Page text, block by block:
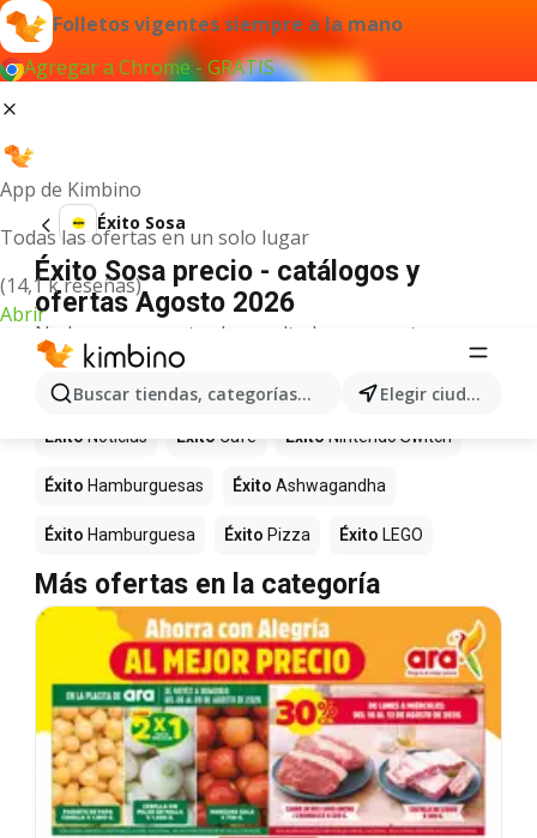
Folletos vigentes siempre a la mano
Agregar a Chrome - GRATIS
App de Kimbino
Todas las ofertas en un solo lugar
(14,1 k reseñas)
Abrir
Buscar tiendas, categorías, productos... Elegir ciudad
Éxito Sosa
Éxito Sosa precio - catálogos y
ofertas Agosto 2026
No hemos encontrado resultados para este
término.
Más productos en tiendas Éxito
Éxito Noticias Éxito Café Éxito Nintendo Switch
Éxito Hamburguesas Éxito Ashwagandha
Éxito Hamburguesa Éxito Pizza Éxito LEGO
Más ofertas en la categoría